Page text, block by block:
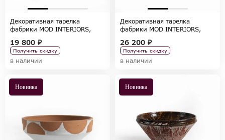
Декоративная тарелка
фабрики MOD INTERIORS,
19 800 ₽
Получить скидку
в наличии
Декоративная тарелка
фабрики MOD INTERIORS,
26 200 ₽
Получить скидку
в наличии
Новинка Новинка